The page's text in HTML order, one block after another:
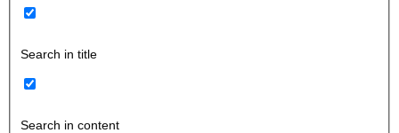
Search in title
Search in content